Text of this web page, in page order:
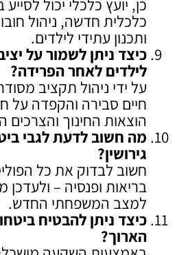
כן, יועץ כלכלי יכול
כלכלית חדשה, ניהול
ותכנון עתידי לילדים.
כיצד ניתן לשמור על
לילדים לאחר הפרידה?
על ידי ניהול תקציב
חיים סבירה והקפדה על
הוצאות החינוך והצרכים
מה חשוב לדעת לגבי
גירושין?
חשוב לבדוק את כל
בריאות ופנסיה –
למצב המשפחתי החדש.
כיצד ניתן להבטיח
הארוך?